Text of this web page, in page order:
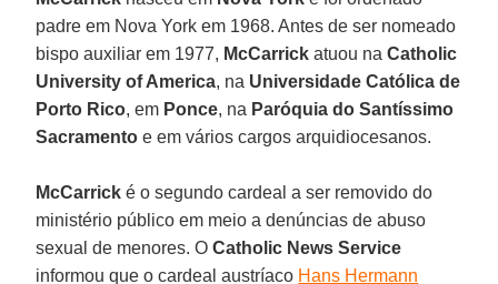
padre em Nova York em 1968. Antes de ser nomeado
bispo auxiliar em 1977, McCarrick atuou naCatholic
University of America, na Universidade Católica de
Porto Rico, em Ponce, na Paróquia do Santíssimo
Sacramento e em vários cargos arquidiocesanos.
McCarrick é o segundo cardeal a ser removido do
ministério público em meio a denúncias de abuso
sexual de menores. OCatholic News Service
informou que o cardeal austríaco Hans Hermann